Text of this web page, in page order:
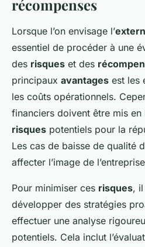
récompenses
Lorsque l’on envisage l’
essentiel de procéder à une
des risques et des
principaux avantages est les
les coûts opérationnels.
financiers doivent être mis en
risques potentiels pour la
Les cas de baisse de qualité
affecter l’image de
Pour minimiser ces risques,
développer des stratégies
effectuer une analyse
potentiels. Cela inclut